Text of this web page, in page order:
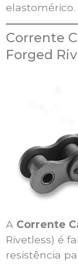
elastomérico.
Corrente
Forged
A Corrente
Rivetless) é
resistência